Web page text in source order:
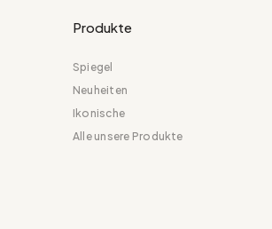
Produkte
Spiegel
Neuheiten
Ikonische
Alle unsere Produkte